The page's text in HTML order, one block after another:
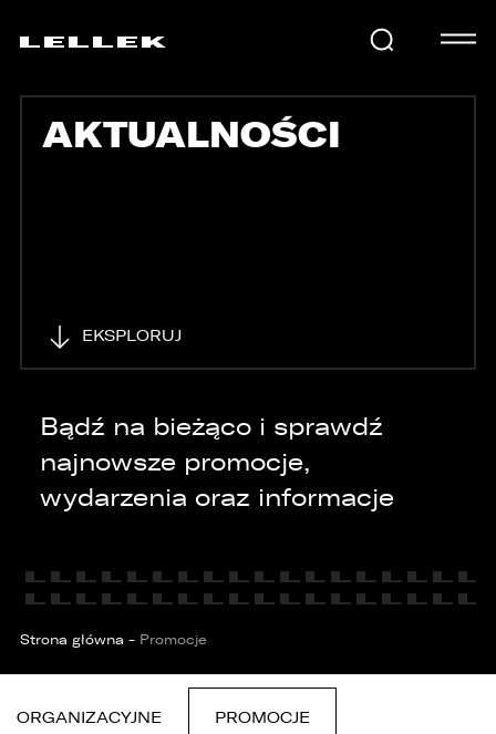
SAMOCHODY
KONTAKT
E-LELLEK
AKTUALNOŚCI
EKSPLORUJ
Bądź na bieżąco i sprawdź
najnowsze promocje,
wydarzenia oraz informacje
Strona główna - Promocje
ORGANIZACYJNE PROMOCJE